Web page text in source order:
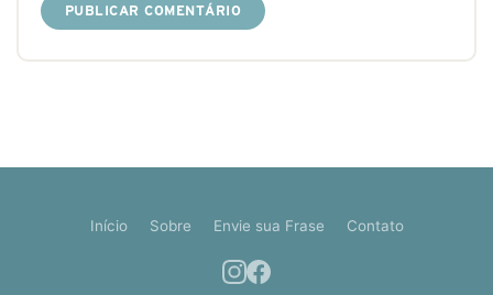
Início Sobre Envie sua Frase Contato